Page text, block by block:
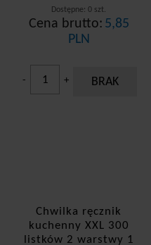
Dostępne: 0 szt.
Cena brutto: 5,85
PLN
- + BRAK
Chwilka ręcznik
kuchenny XXL 300
listków 2 warstwy 1